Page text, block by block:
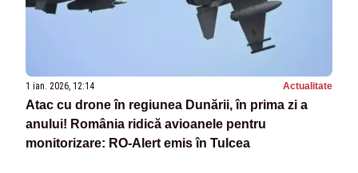
1 ian. 2026, 12:14 Actualitate
Atac cu drone în regiunea Dunării, în prima zi a
anului! România ridică avioanele pentru
monitorizare: RO-Alert emis în Tulcea